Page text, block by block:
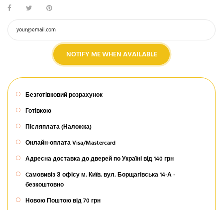
NOTIFY ME WHEN AVAILABLE
Безготівковий розрахунок
Готівкою
Післяплата (Наложка)
Онлайн-оплата Visa/Mastercard
Адресна доставка до дверей по Україні від 140 грн
Cамовивіз З офісу м. Київ, вул. Борщагівська 14-А -
безкоштовно
Новою Поштою від 70 грн